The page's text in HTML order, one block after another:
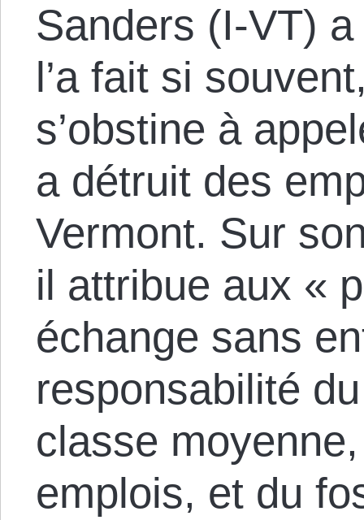
Sanders (I-VT)
l’a fait si
s’obstine à
a détruit des
Vermont. Sur
il attribue aux «
échange sans
responsabilité
classe
emplois, et du